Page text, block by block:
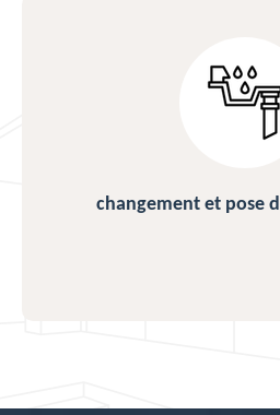
changement et pose